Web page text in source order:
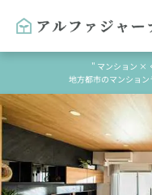
" マンション ×
地方都市のマンショ